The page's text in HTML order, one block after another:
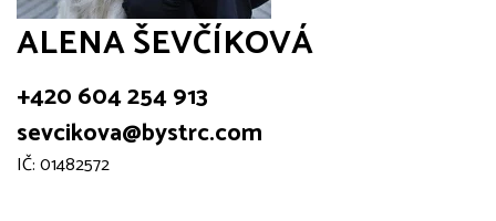
ALENA ŠEVČÍKOVÁ
+420 604 254 913
sevcikova@bystrc.com
IČ: 01482572